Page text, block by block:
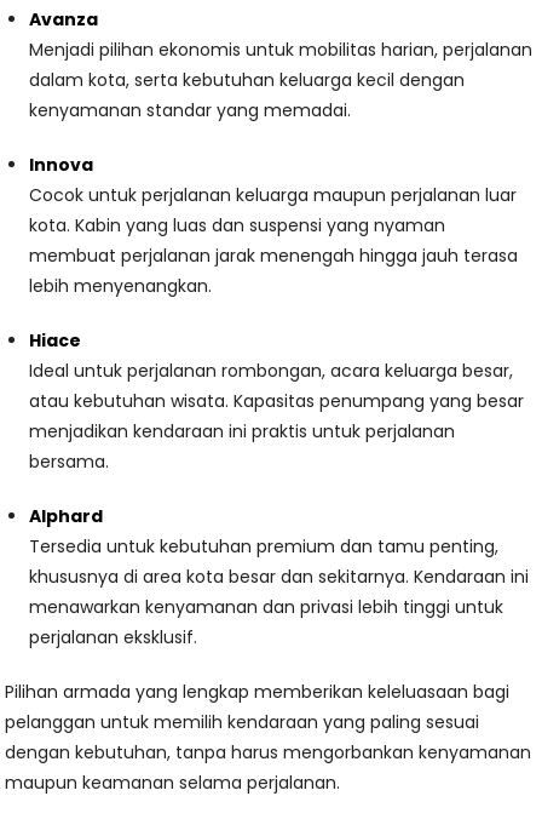
Avanza
Menjadi pilihan ekonomis untuk mobilitas harian, perjalanan
dalam kota, serta kebutuhan keluarga kecil dengan
kenyamanan standar yang memadai.
Innova
Cocok untuk perjalanan keluarga maupun perjalanan luar
kota. Kabin yang luas dan suspensi yang nyaman
membuat perjalanan jarak menengah hingga jauh terasa
lebih menyenangkan.
Hiace
Ideal untuk perjalanan rombongan, acara keluarga besar,
atau kebutuhan wisata. Kapasitas penumpang yang besar
menjadikan kendaraan ini praktis untuk perjalanan
bersama.
Alphard
Tersedia untuk kebutuhan premium dan tamu penting,
khususnya di area kota besar dan sekitarnya. Kendaraan ini
menawarkan kenyamanan dan privasi lebih tinggi untuk
perjalanan eksklusif.
Pilihan armada yang lengkap memberikan keleluasaan bagi
pelanggan untuk memilih kendaraan yang paling sesuai
dengan kebutuhan, tanpa harus mengorbankan kenyamanan
maupun keamanan selama perjalanan.